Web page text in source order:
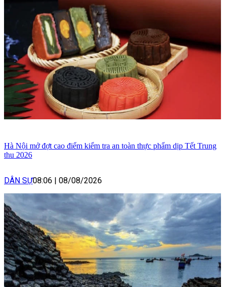
Hà Nội mở đợt cao điểm kiểm tra an toàn thực phẩm dịp Tết Trung
thu 2026
DÂN SỰ08:06 08/08/2026